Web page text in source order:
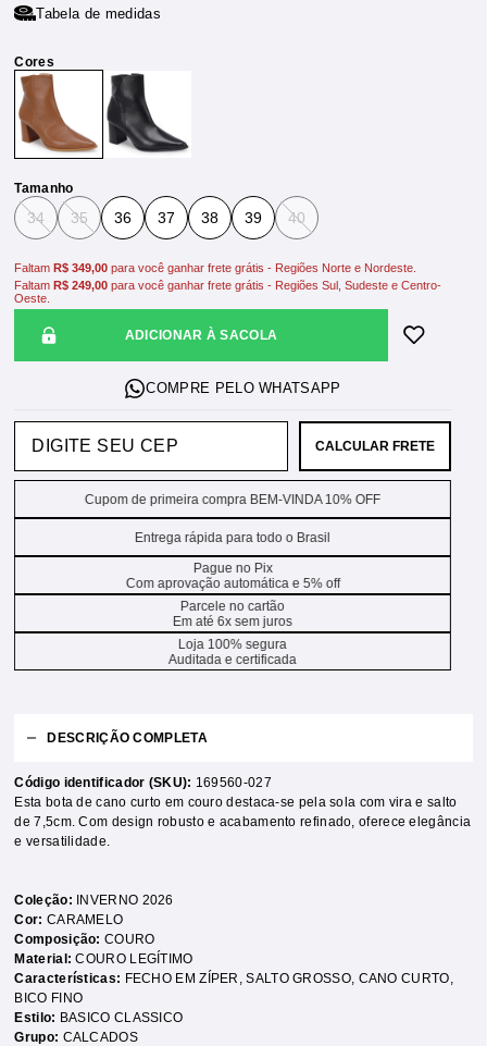
Tabela de medidas
Tamanho
34 35 36 37 38 39 40
ADICIONAR À SACOLA
FaltamR$ 349,00 para você ganhar frete grátis - Regiões Norte e Nordeste.
FaltamR$ 249,00 para você ganhar frete grátis - Regiões Sul, Sudeste e Centro-
Oeste.
CALCULAR FRETE
Cupom de primeira compra BEM-VINDA 10% OFF
Entrega rápida para todo o Brasil
Pague no Pix
Com aprovação automática e 5% off
Parcele no cartão
Em até 6x sem juros
Loja 100% segura
Auditada e certificada
DESCRIÇÃO COMPLETA
Código identificador (SKU): 169560-027
Esta bota de cano curto em couro destaca-se pela sola com vira e salto
de 7,5cm. Com design robusto e acabamento refinado, oferece elegância
e versatilidade.
Coleção:
INVERNO 2026
Cor: CARAMELO
Composição:COURO
Material:COURO LEGÍTIMO
Características: FECHO EM ZÍPER ,SALTO GROSSO, CANO CURTO,
BICO FINO
Estilo: BASICO CLASSICO
Grupo: CALCADOS